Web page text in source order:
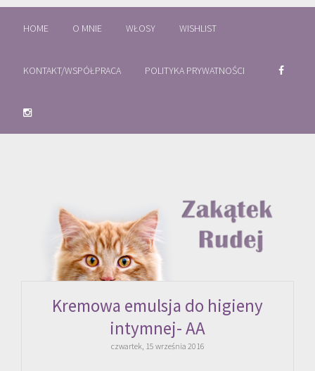
HOME O MNIE WŁOSY WISHLIST
KONTAKT/WSPÓŁPRACA POLITYKA PRYWATNOŚCI
Kremowa emulsja do higieny
intymnej- AA
czwartek, 15 września 2016